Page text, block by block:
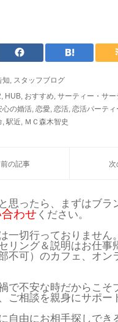
知
スタッフブログ
HUB おすすめ サーティー・サー
心の婚活 恋愛 恋活 恋活パーティ
駅近 ＭＣ森木智史
思ったら、まずはブラ
わせ ください。
一切行っておりません。
リング＆説明はお仕事
不可）のカフェ、オン
で不安な時だからこそ
ご相談を親身にサポー
自由にお相手探しでき